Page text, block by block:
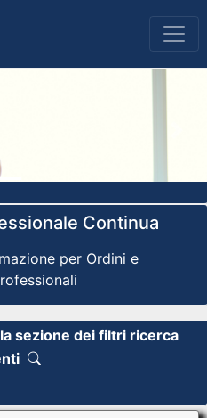
Continua
per Ordini e
sezione dei filtri ricerca